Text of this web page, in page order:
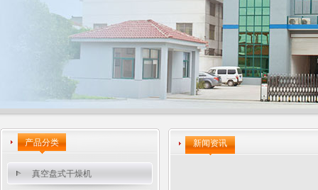
产品分类
真空盘式干燥机
新闻资讯